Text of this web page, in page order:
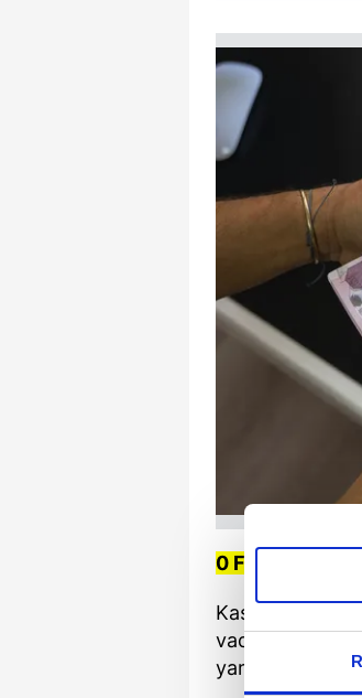
0 Faizli Kredi
Kasım ayı
vadeli 50 bin
yararlanabiliyor.